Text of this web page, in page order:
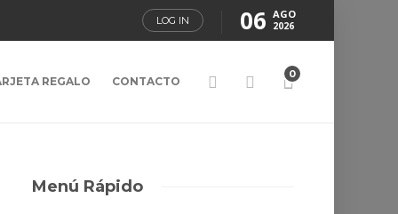
LOG IN 06 AGO
2026
REGALO CONTACTO
0
Menú Rápido